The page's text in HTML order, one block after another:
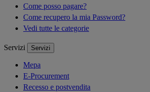
Come posso pagare?
Come recupero la mia Password?
Vedi tutte le categorie
Servizi Servizi
Mepa
E-Procurement
Recesso e postvendita